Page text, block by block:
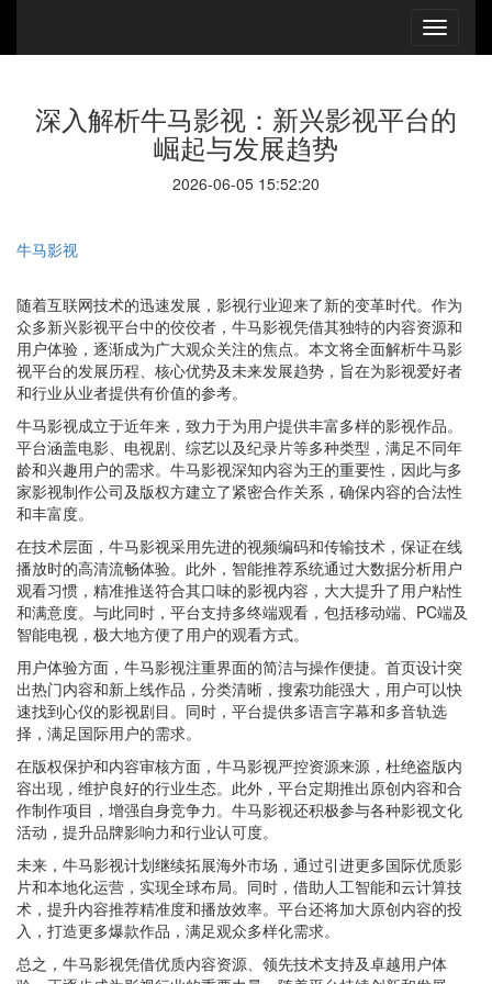
深入解析牛马影视：新兴影视平台的
崛起与发展趋势
2026-06-05 15:52:20
牛马影视
随着互联网技术的迅速发展，影视行业迎来了新的变革时代。作为
众多新兴影视平台中的佼佼者，牛马影视凭借其独特的内容资源和
用户体验，逐渐成为广大观众关注的焦点。本文将全面解析牛马影
视平台的发展历程、核心优势及未来发展趋势，旨在为影视爱好者
和行业从业者提供有价值的参考。
牛马影视成立于近年来，致力于为用户提供丰富多样的影视作品。
平台涵盖电影、电视剧、综艺以及纪录片等多种类型，满足不同年
龄和兴趣用户的需求。牛马影视深知内容为王的重要性，因此与多
家影视制作公司及版权方建立了紧密合作关系，确保内容的合法性
和丰富度。
在技术层面，牛马影视采用先进的视频编码和传输技术，保证在线
播放时的高清流畅体验。此外，智能推荐系统通过大数据分析用户
观看习惯，精准推送符合其口味的影视内容，大大提升了用户粘性
和满意度。与此同时，平台支持多终端观看，包括移动端、PC端及
智能电视，极大地方便了用户的观看方式。
用户体验方面，牛马影视注重界面的简洁与操作便捷。首页设计突
出热门内容和新上线作品，分类清晰，搜索功能强大，用户可以快
速找到心仪的影视剧目。同时，平台提供多语言字幕和多音轨选
择，满足国际用户的需求。
在版权保护和内容审核方面，牛马影视严控资源来源，杜绝盗版内
容出现，维护良好的行业生态。此外，平台定期推出原创内容和合
作制作项目，增强自身竞争力。牛马影视还积极参与各种影视文化
活动，提升品牌影响力和行业认可度。
未来，牛马影视计划继续拓展海外市场，通过引进更多国际优质影
片和本地化运营，实现全球布局。同时，借助人工智能和云计算技
术，提升内容推荐精准度和播放效率。平台还将加大原创内容的投
入，打造更多爆款作品，满足观众多样化需求。
总之，牛马影视凭借优质内容资源、领先技术支持及卓越用户体